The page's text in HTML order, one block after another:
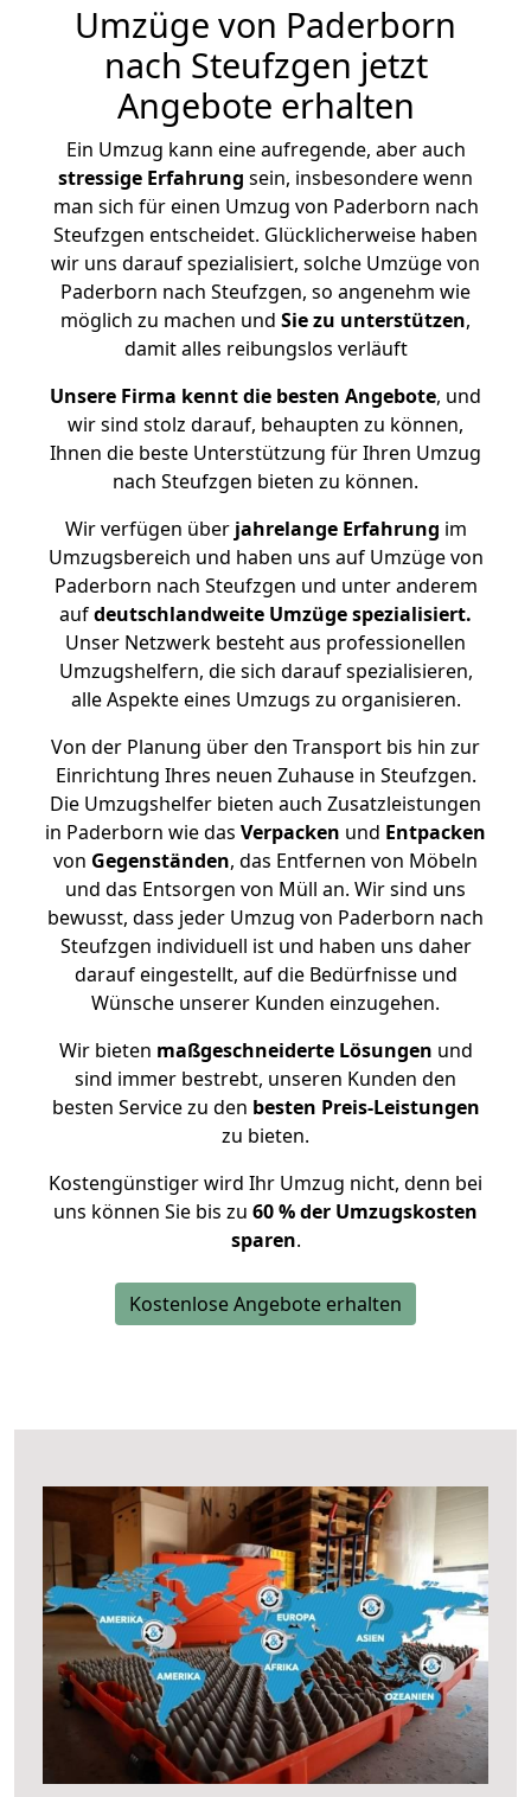
Umzüge von Paderborn
nach Steufzgen jetzt
Angebote erhalten
Ein Umzug kann eine aufregende, aber auch
stressige Erfahrung sein, insbesondere wenn
man sich für einen Umzug von Paderborn nach
Steufzgen entscheidet. Glücklicherweise haben
wir uns darauf spezialisiert, solche Umzüge von
Paderborn nach Steufzgen, so angenehm wie
möglich zu machen und Sie zu unterstützen,
damit alles reibungslos verläuft
Unsere Firma kennt die besten Angebote, und
wir sind stolz darauf, behaupten zu können,
Ihnen die beste Unterstützung für Ihren Umzug
nach Steufzgen bieten zu können.
Wir verfügen überjahrelange Erfahrung im
Umzugsbereich und haben uns auf Umzüge von
Paderborn nach Steufzgen und unter anderem
aufdeutschlandweite Umzüge spezialisiert.
Unser Netzwerk besteht aus professionellen
Umzugshelfern, die sich darauf spezialisieren,
alle Aspekte eines Umzugs zu organisieren.
Von der Planung über den Transport bis hin zur
Einrichtung Ihres neuen Zuhause in Steufzgen.
Die Umzugshelfer bieten auch Zusatzleistungen
in Paderborn wie das Verpacken und Entpacken
von Gegenständen, das Entfernen von Möbeln
und das Entsorgen von Müll an. Wir sind uns
bewusst, dass jeder Umzug von Paderborn nach
Steufzgen individuell ist und haben uns daher
darauf eingestellt, auf die Bedürfnisse und
Wünsche unserer Kunden einzugehen.
Wir bieten maßgeschneiderte Lösungen und
sind immer bestrebt, unseren Kunden den
besten Service zu den besten Preis-Leistungen
zu bieten.
Kostengünstiger wird Ihr Umzug nicht, denn bei
uns können Sie bis zu 60 % der Umzugskosten
sparen.
Kostenlose Angebote erhalten